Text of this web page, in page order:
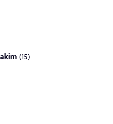
(15)